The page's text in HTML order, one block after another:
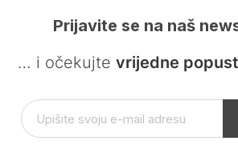
Prijavite se na naš
… i očekujte vrijedne